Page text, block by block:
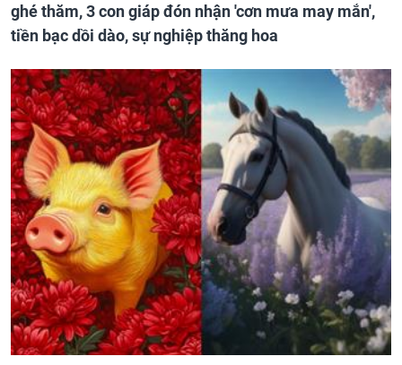
ghé thăm, 3 con giáp đón nhận 'cơn mưa may mắn',
tiền bạc dồi dào, sự nghiệp thăng hoa